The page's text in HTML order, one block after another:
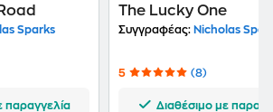
Sparks
παραγγελία
The Lucky One
Συγγραφέας: Nicholas
5 (8)
Διαθέσιμο με